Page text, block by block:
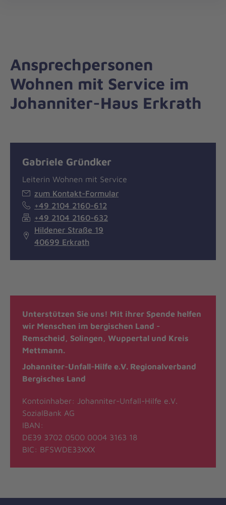
Ansprechpersonen
Wohnen mit Service im
Johanniter-Haus Erkrath
Gabriele Gründker
Leiterin Wohnen mit Service
zum Kontakt-Formular
+49 2104 2160-612
+49 2104 2160-632
Hildener Straße 19
40699 Erkrath
Unterstützen Sie uns! Mit ihrer Spende helfen
wir Menschen im bergischen Land -
Remscheid, Solingen, Wuppertal und Kreis
Mettmann.
Johanniter-Unfall-Hilfe e.V. Regionalverband
Bergisches Land
Kontoinhaber: Johanniter-Unfall-Hilfe e.V.
SozialBank AG
IBAN:
DE39 3702 0500 0004 3163 18
BIC: BFSWDE33XXX